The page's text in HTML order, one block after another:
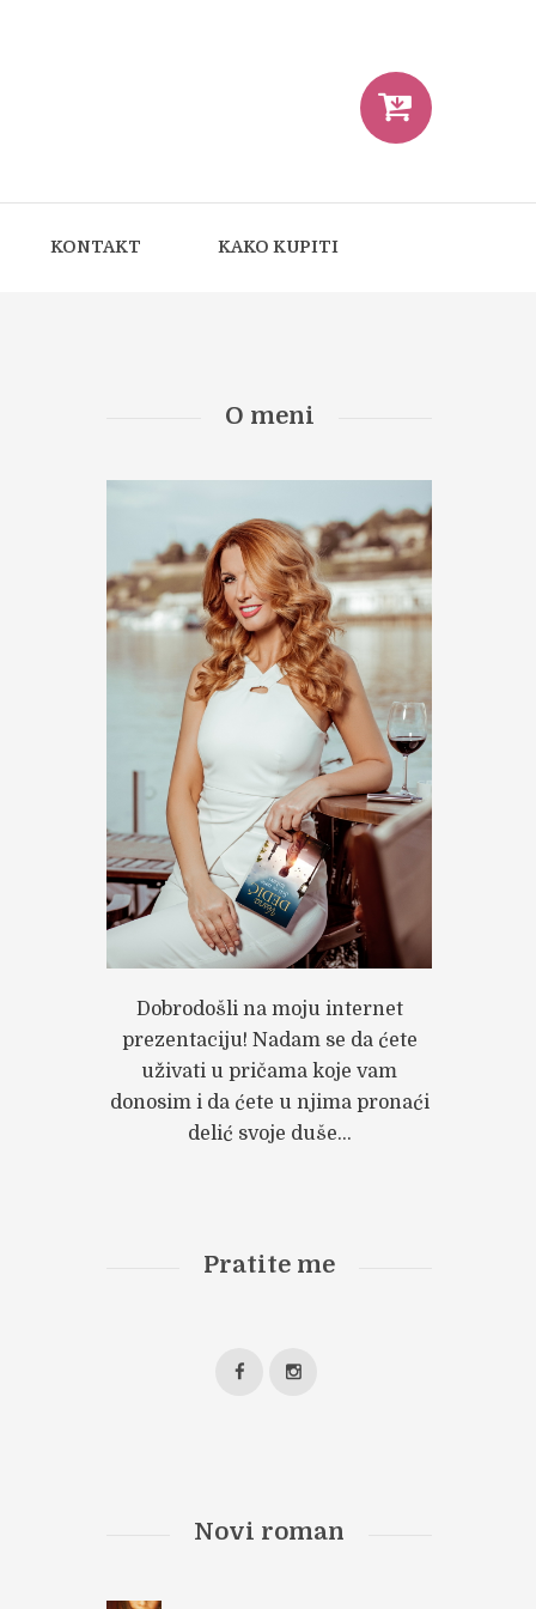
KONTAKT KAKO KUPITI
O meni
Dobrodošli na moju internet
prezentaciju! Nadam se da ćete
uživati u pričama koje vam
donosim i da ćete u njima pronaći
delić svoje duše...
Pratite me
Novi roman